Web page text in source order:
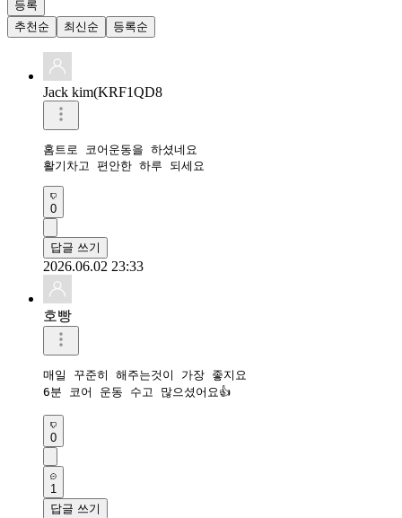
등록
추천순
최신순 등록순
Jack kim(KRF1QD8
홈트로 코어운동을 하셨네요
활기차고 편안한 하루 되세요
0
답글 쓰기
2026.06.02 23:33
호빵
매일 꾸준히 해주는것이 가장 좋지요
0
1
답글 쓰기